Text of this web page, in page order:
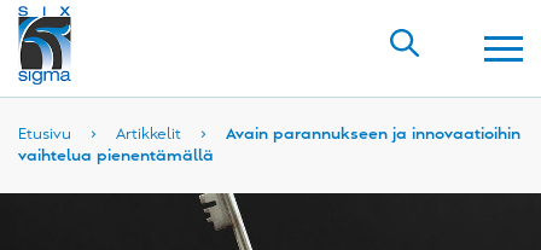
Etusivu › Artikkelit ›
Avain parannukseen ja innovaatioihin
vaihtelua pienentämällä